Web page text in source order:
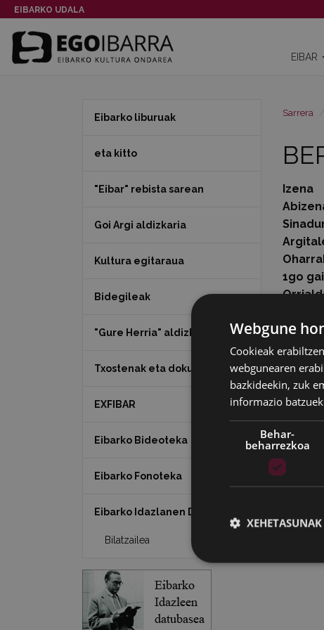
EIBARKO UDALA
EIBAR
Sarrera
Izena
1go
—
Eibarko liburuak
eta kitto
"Eibar" rebista sarean
Goi Argi aldizkaria
Kultura egitaraua
Bidegileak
"Gure Herria" aldizkaria
Txostenak eta dokumentuak
EXFIBAR
Eibarko Bideoteka
Eibarko Fonoteka
Eibarko Idazlanen Datu-basea
Bilatzailea
Webgune
Cookieak
webgunearen
bazkideekin, zuk
informazio
Behar-
beharrezkoa